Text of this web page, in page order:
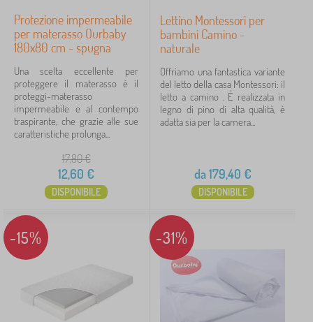
Protezione impermeabile
per materasso Ourbaby
180x80 cm - spugna
Una scelta eccellente per
proteggere il materasso è il
proteggi-materasso
impermeabile e al contempo
traspirante, che grazie alle sue
caratteristiche prolunga...
17,80€
12,60 €
DISPONIBILE
Lettino Montessori per
bambini Camino -
naturale
Offriamo una fantastica variante
del letto della casa Montessori: il
letto a camino . È realizzata in
legno di pino di alta qualità, è
adatta sia per la camera...
da179,40 €
DISPONIBILE
-15% -31%